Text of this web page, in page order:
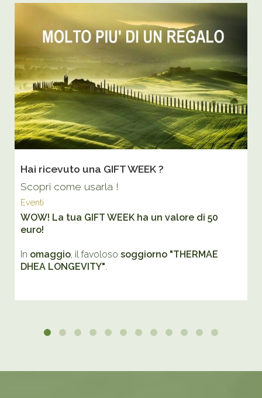
Hai ricevuto una GIFT WEEK ?
Scopri come usarla !
Eventi
WOW! La tua GIFT WEEK ha un valore di 50
euro!
In omaggio, il favoloso soggiorno "THERMAE
DHEA LONGEVITY".